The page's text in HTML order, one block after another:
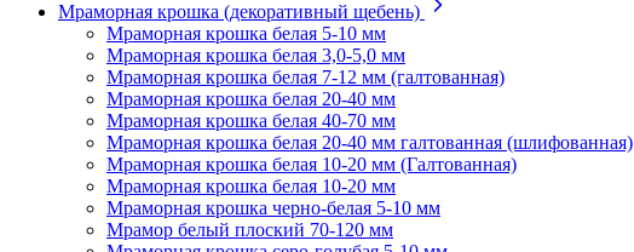
Мраморная крошка (декоративный щебень)
Мраморная крошка белая 5-10 мм
Мраморная крошка белая 3,0-5,0 мм
Мраморная крошка белая 7-12 мм (галтованная)
Мраморная крошка белая 20-40 мм
Мраморная крошка белая 40-70 мм
Мраморная крошка белая 20-40 мм галтованная (шлифованная)
Мраморная крошка белая 10-20 мм (Галтованная)
Мраморная крошка белая 10-20 мм
Мраморная крошка черно-белая 5-10 мм
Мрамор белый плоский 70-120 мм